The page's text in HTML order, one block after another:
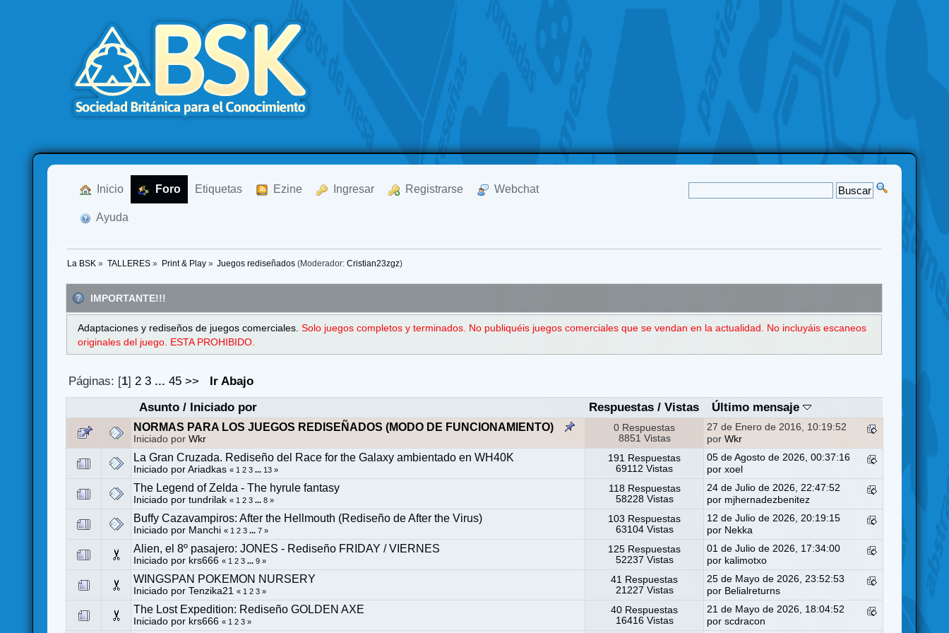
Inicio Foro Etiquetas Ezine Ingresar Registrarse Webchat
Ayuda
La BSK » TALLERES» Print & Play» Juegos rediseñados (Moderador:Cristian23zgz)
IMPORTANTE!!!
Adaptaciones y rediseños de juegos comerciales. Solo juegos completos y terminados. No publiquéis juegos comerciales que se vendan en la actualidad. No incluyáis escaneos
originales del juego. ESTA PROHIBIDO.
Páginas: [1] 2 3 ... 45 >>
Ir Abajo
Asunto/ Iniciado por Respuestas /Vistas Último mensaje
NORMAS PARA LOS JUEGOS REDISEÑADOS (MODO DE FUNCIONAMIENTO)
Iniciado porWkr
0 Respuestas
8851 Vistas
27 de Enero de 2016, 10:19:52
porWkr
La Gran Cruzada. Rediseño del Race for the Galaxy ambientado en WH40K
Iniciado porAriadkas « 1 2 3 ... 13 »
191 Respuestas
69112 Vistas
05 de Agosto de 2026, 00:37:16
porxoel
The Legend of Zelda - The hyrule fantasy
Iniciado portundrilak « 1 2 3 ...8 »
118 Respuestas
58228 Vistas
24 de Julio de 2026, 22:47:52
por mjhernadezbenitez
Buffy Cazavampiros: After the Hellmouth (Rediseño de After the Virus)
Iniciado por Manchi « 1 2 3 ...7 »
103 Respuestas
63104 Vistas
12 de Julio de 2026, 20:19:15
por Nekka
Alien, el 8º pasajero: JONES - Rediseño FRIDAY / VIERNES
Iniciado por krs666 « 1 2 3 ...9 »
125 Respuestas
52237 Vistas
01 de Julio de 2026, 17:34:00
por kalimotxo
WINGSPAN POKEMON NURSERY
Iniciado porTenzika21 « 1 2 3 »
41 Respuestas
21227 Vistas
25 de Mayo de 2026, 23:52:53
por Belialreturns
The Lost Expedition: Rediseño GOLDEN AXE
Iniciado por krs666 « 1 2 3 »
40 Respuestas
16416 Vistas
21 de Mayo de 2026, 18:04:52
porscdracon